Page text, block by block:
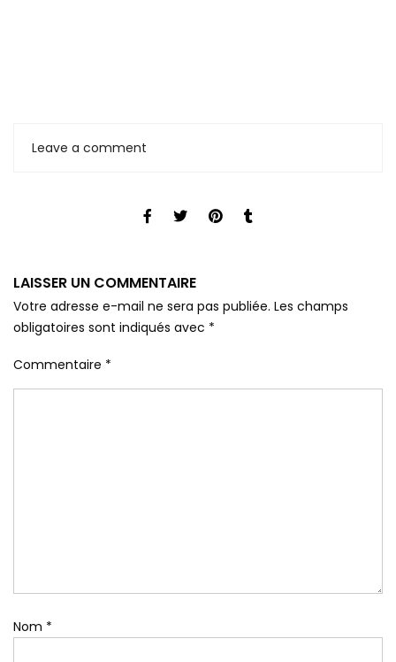
Leave a comment
LAISSER UN COMMENTAIRE
Votre adresse e-mail ne sera pas publiée. Les champs
obligatoires sont indiqués avec *
Commentaire *
Nom *